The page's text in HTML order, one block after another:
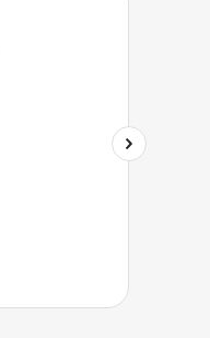
nodig naar behoefte,
kan direct gestart